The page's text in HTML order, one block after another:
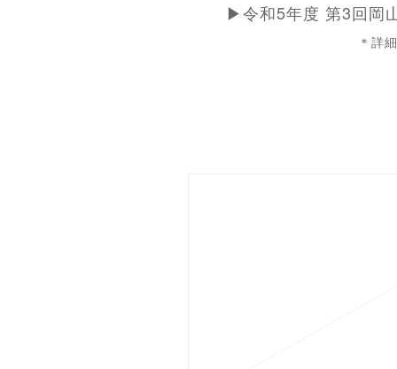
▶令和5年度 第3回岡
＊詳